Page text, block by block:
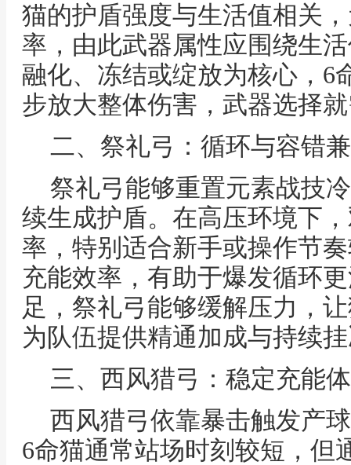
猫的护盾强度与生活值相关
率，由此武器属性应围绕生
融化、冻结或绽放为核心，6
步放大整体伤害，武器选择
二、祭礼弓：循环与容错
祭礼弓能够重置元素战技
续生成护盾。在高压环境下
率，特别适合新手或操作节
充能效率，有助于爆发循环
足，祭礼弓能够缓解压力，
为队伍提供精通加成与持续
三、西风猎弓：稳定充能
西风猎弓依靠暴击触发产
6命猫通常站场时刻较短，但